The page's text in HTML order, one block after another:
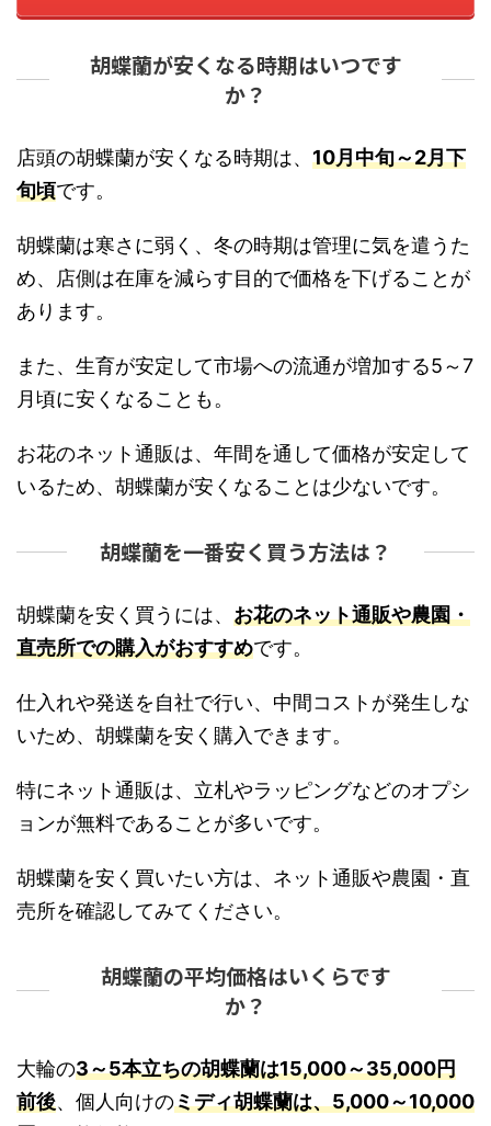
胡蝶蘭が安くなる時期はいつです
か？
店頭の胡蝶蘭が安くなる時期は、 10月中旬～2月下
旬頃です。
胡蝶蘭は寒さに弱く、冬の時期は管理に気を遣うた
め、店側は在庫を減らす目的で価格を下げることが
あります。
また、生育が安定して市場への流通が増加する5～7
月頃に安くなることも。
お花のネット通販は、年間を通して価格が安定して
いるため、胡蝶蘭が安くなることは少ないです。
胡蝶蘭を一番安く買う方法は？
胡蝶蘭を安く買うには、 お花のネット通販や農園・
直売所での購入がおすすめです。
仕入れや発送を自社で行い、中間コストが発生しな
いため、胡蝶蘭を安く購入できます。
特にネット通販は、立札やラッピングなどのオプシ
ョンが無料であることが多いです。
胡蝶蘭を安く買いたい方は、ネット通販や農園・直
売所を確認してみてください。
胡蝶蘭の平均価格はいくらです
か？
大輪の3～5本立ちの胡蝶蘭は15,000～35,000円
前後、個人向けのミディ胡蝶蘭は、5,000～10,000